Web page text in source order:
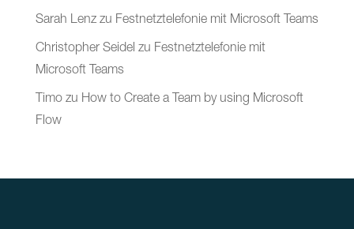
Sarah Lenzzu Festnetztelefonie mit Microsoft Teams
Christopher Seidel zu Festnetztelefonie mit
Microsoft Teams
Timozu How to Create a Team by using Microsoft
Flow